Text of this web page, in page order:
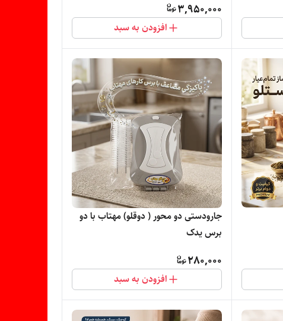
3,950,000
افزودن به سبد
جارودستی دو محور ( دوقلو) مهتاب با دو
برس یدک
280,000
افزودن به سبد